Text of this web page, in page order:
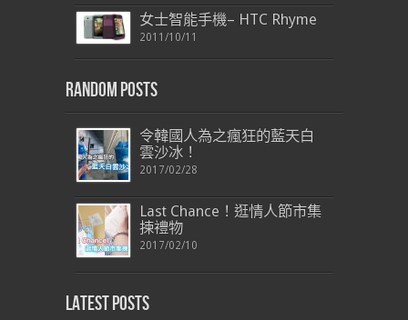
女士智能手機– HTC Rhyme
2011/10/11
Random Posts
令韓國人為之瘋狂的藍天白
雲沙冰！
2017/02/28
Last Chance！逛情人節市集
揀禮物
2017/02/10
Latest Posts